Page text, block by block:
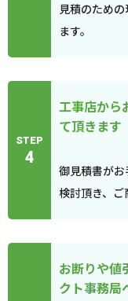
見積のため
ます。
STEP
4
工事店から
て頂きます
御見積書が
検討頂き、ご
お断りや値
クト事務局